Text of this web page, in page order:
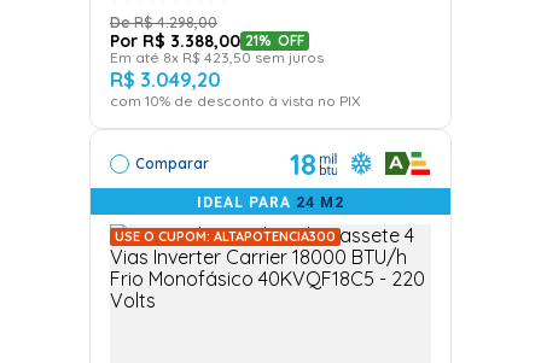
R$ 4.298,00
R$ 3.388,00 21% OFF
Em até 8x R$ 423 50 sem juros
R$ 3.049,20
com 10% de desconto à vista no PIX
Comparar 18
IDEAL PARA 24 M2
USE O CUPOM: ALTAPOTENCIA300